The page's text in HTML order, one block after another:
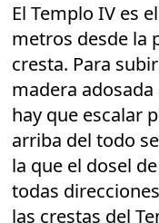
El Templo IV es
metros desde la
cresta. Para
madera
hay que escalar
arriba del todo
la que el dosel
todas
las crestas del